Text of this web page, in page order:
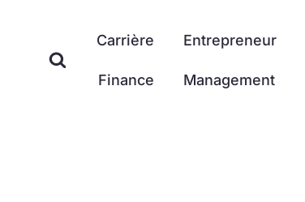
contenu
Carrière Entrepreneur
Finance Management